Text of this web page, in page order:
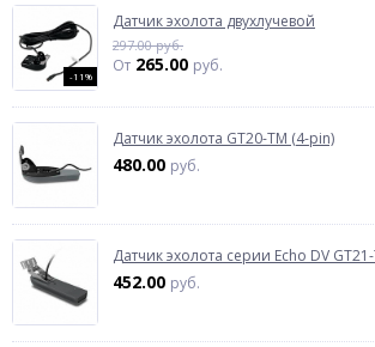
-11%
Датчик эхолота двухлучевой
297.00 руб.
От 265.00 руб.
Датчик эхолота GT20-TM (4-pin)
480.00 руб.
Датчик эхолота серии Echo DV
452.00 руб.